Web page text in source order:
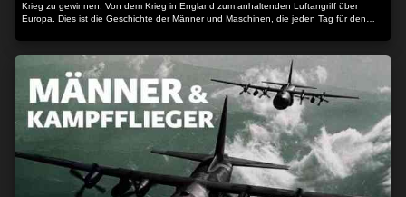
Krieg zu gewinnen. Von dem Krieg in England zum anhaltenden Luftangriff über
Europa. Dies ist die Geschichte der Männer und Maschinen, die jeden Tag für den
diese Serie ein faszinierender Rückblick auf die unglaubliche Tapferkeit der Piloten,
die den endgültigen Sieg nach Europa brachten. - B-17 Flying Fortress - Fliegende
Festung - B-24 Liberator - Der Befreier - P-47 Thunderbolt - Der Donnerschlag Der
Inhalt wird bereitgestellt von: PLAION PICTURES GmbH, Lochhamer Str. 9, 82152
Planegg/München